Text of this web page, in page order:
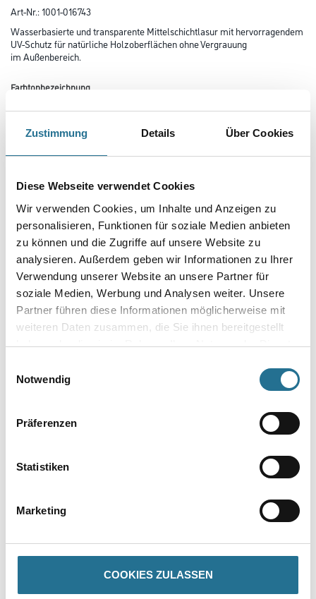
Zustimmung Details Über Cookies
Diese Webseite verwendet Cookies
Wir verwenden Cookies, um Inhalte und Anzeigen zu
personalisieren, Funktionen für soziale Medien anbieten
zu können und die Zugriffe auf unsere Website zu
analysieren. Außerdem geben wir Informationen zu Ihrer
Verwendung unserer Website an unsere Partner für
soziale Medien, Werbung und Analysen weiter. Unsere
Partner führen diese Informationen möglicherweise mit
weiteren Daten zusammen, die Sie ihnen bereitgestellt
haben oder die sie im Rahmen Ihrer Nutzung der Dienste
Notwendig
Präferenzen
Statistiken
Marketing
COOKIES ZULASSEN
Art-Nr.:1001-016743
Wasserbasierte und transparente Mittelschichtlasur mit hervorragendem
UV-Schutz für natürliche Holzoberflächen ohne Vergrauung
im Außenbereich.
Farbtonbezeichnung
Umrechnungsfaktoren
PRODUKTEIGENSCHAFTEN